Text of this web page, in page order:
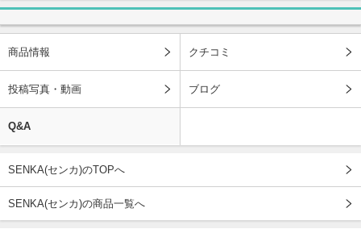
商品情報 クチコミ
投稿写真・動画 ブログ
Q&A
SENKA(センカ)のTOPへ
SENKA(センカ)の商品一覧へ